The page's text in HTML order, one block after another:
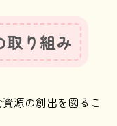
取り組み
源の創出を図るこ